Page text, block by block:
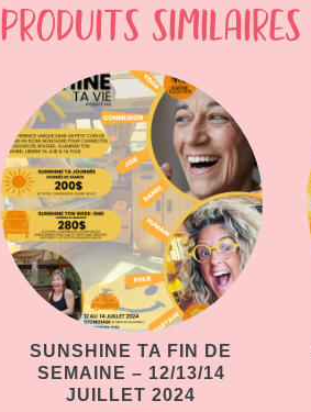
Produits similaires
SUNSHINE TA FIN DE
SEMAINE – 12/13/14
JUILLET 2024